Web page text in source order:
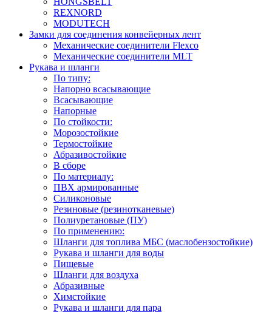
REXNORD
MODUTECH
Замки для соединения конвейерных лент
Механические соединители Flexco
Механические соединители MLT
Рукава и шланги
По типу:
Напорно всасывающие
Всасывающие
Напорные
По стойкости:
Морозостойкие
Термостойкие
Абразивостойкие
В сборе
По материалу:
ПВХ армированные
Силиконовые
Резиновые (резинотканевые)
Полиуретановые (ПУ)
По применению:
Шланги для топлива МБС (маслобензостойкие)
Рукава и шланги для воды
Пищевые
Шланги для воздуха
Абразивные
Химстойкие
Рукава и шланги для пара